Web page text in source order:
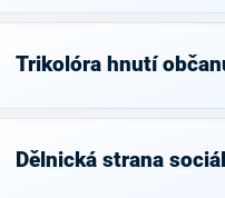
Trikolóra hnutí
Dělnická strana